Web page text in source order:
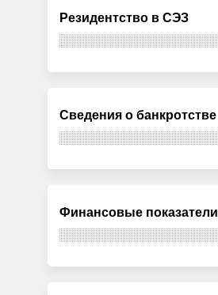
Резидентство в СЭЗ
Сведения о банкротстве
Финансовые показатели